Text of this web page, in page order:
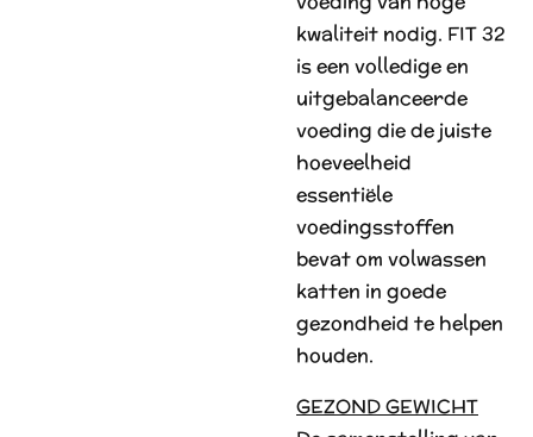
kwaliteit nodig. FIT 32
is een volledige en
uitgebalanceerde
voeding die de juiste
hoeveelheid
essentiële
voedingsstoffen
bevat om volwassen
katten in goede
gezondheid te helpen
houden.
GEZOND GEWICHT